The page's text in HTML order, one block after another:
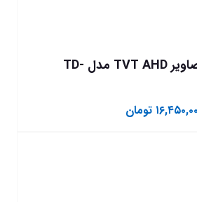
دستگاه ضبط تصاویر TVT AHD مدل TD-
تومان